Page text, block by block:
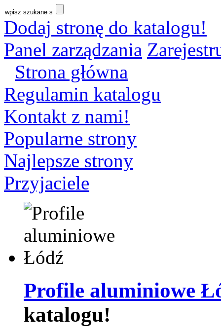
Dodaj stronę do katalogu!
Panel zarządzania
Strona główna
Regulamin katalogu
Kontakt z nami!
Popularne strony
Najlepsze strony
Przyjaciele
Profile aluminiowe
katalogu!